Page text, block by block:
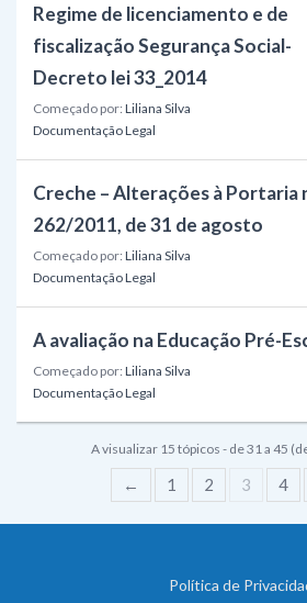
Regime de licenciamento e de
fiscalização Segurança Social-
Decreto lei 33_2014
Começado por: Liliana Silva
Documentação Legal
Creche – Alterações à Portaria
262/2011, de 31 de agosto
Começado por: Liliana Silva
Documentação Legal
A avaliação na Educação Pré-
Começado por: Liliana Silva
Documentação Legal
A visualizar 15 tópicos - de 31 a 45
← 1 2 3 4
Política de